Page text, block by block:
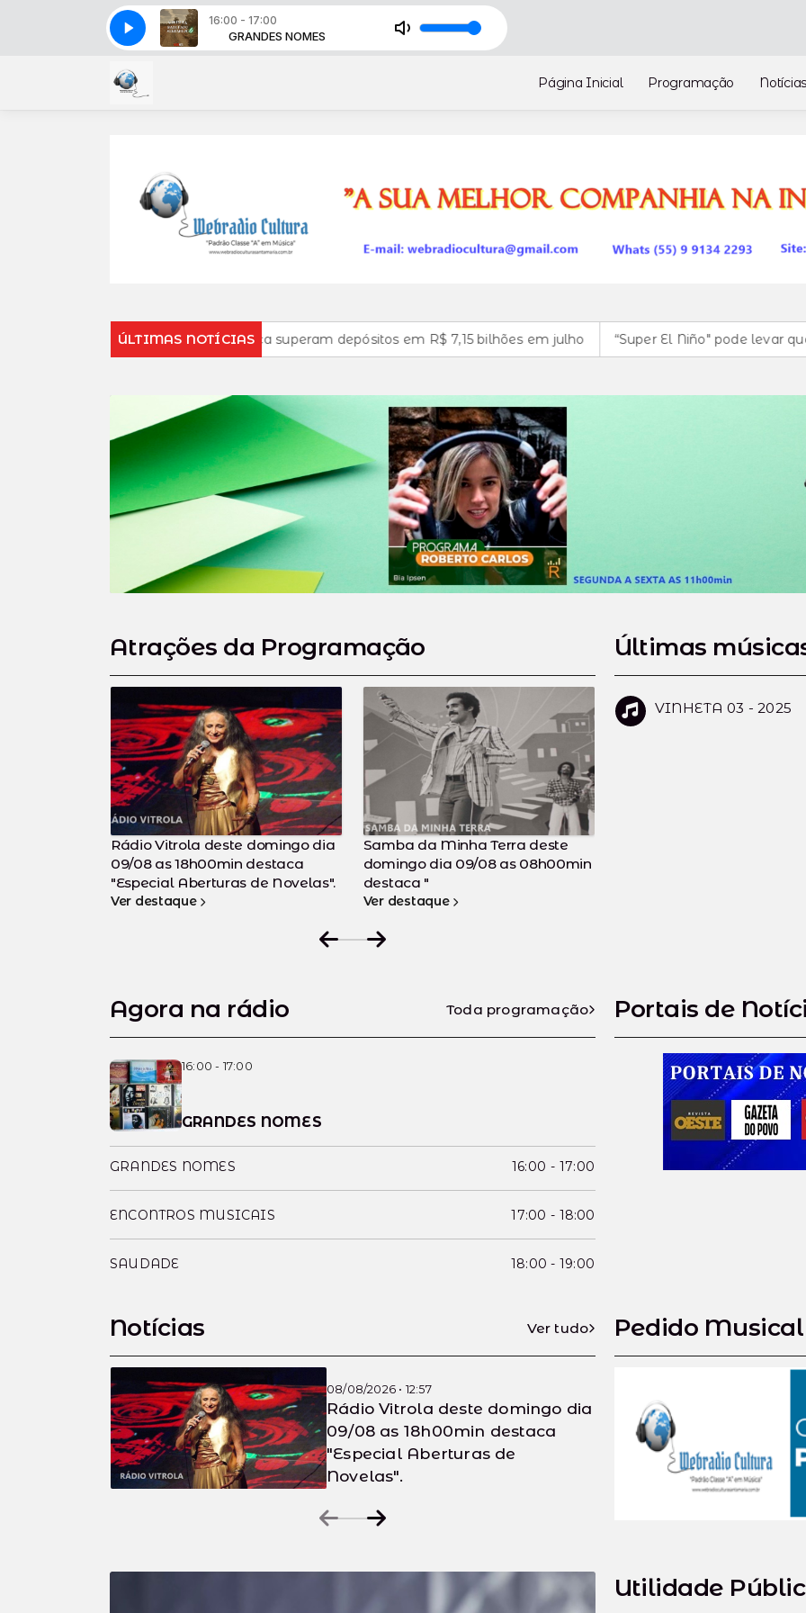
16:00 - 17:00
GRANDES NOMES GRANDES NOMES
VINHETA 03 - 2025 VINHETA 03 - 2025
Página Inicial Programação Notícias
ÚLTIMAS NOTÍCIAS
Retiradas da poupança superam depósitos em R$ 7,15 bilhões em julho “Super El Niño" pode levar quase 50 milhões
Atrações da Programação
Samba da Minha Terra deste
domingo dia 09/08 as 08h00min
destaca "
Ver destaque
Autores e Livros deste domingo
dia 09/08 as 07h00min destaca
"Escritores compartilham
experiências e analisam os
desafios da Flip 2026".
Ver destaque
Últimas
VINHETA 03 - 2025
Agora na rádio Toda programação
16:00 - 17:00
GRANDES NOMES
GRANDES NOMES 16:00 - 17:00
ENCONTROS MUSICAIS 17:00 - 18:00
SAUDADE 18:00 - 19:00
Portais de
Notícias Ver tudo
08/08/2026 • 12:57
Rádio Vitrola deste domingo dia
09/08 as 18h00min destaca
"Especial Aberturas de
Novelas".
Pedido Musical
Utilidade